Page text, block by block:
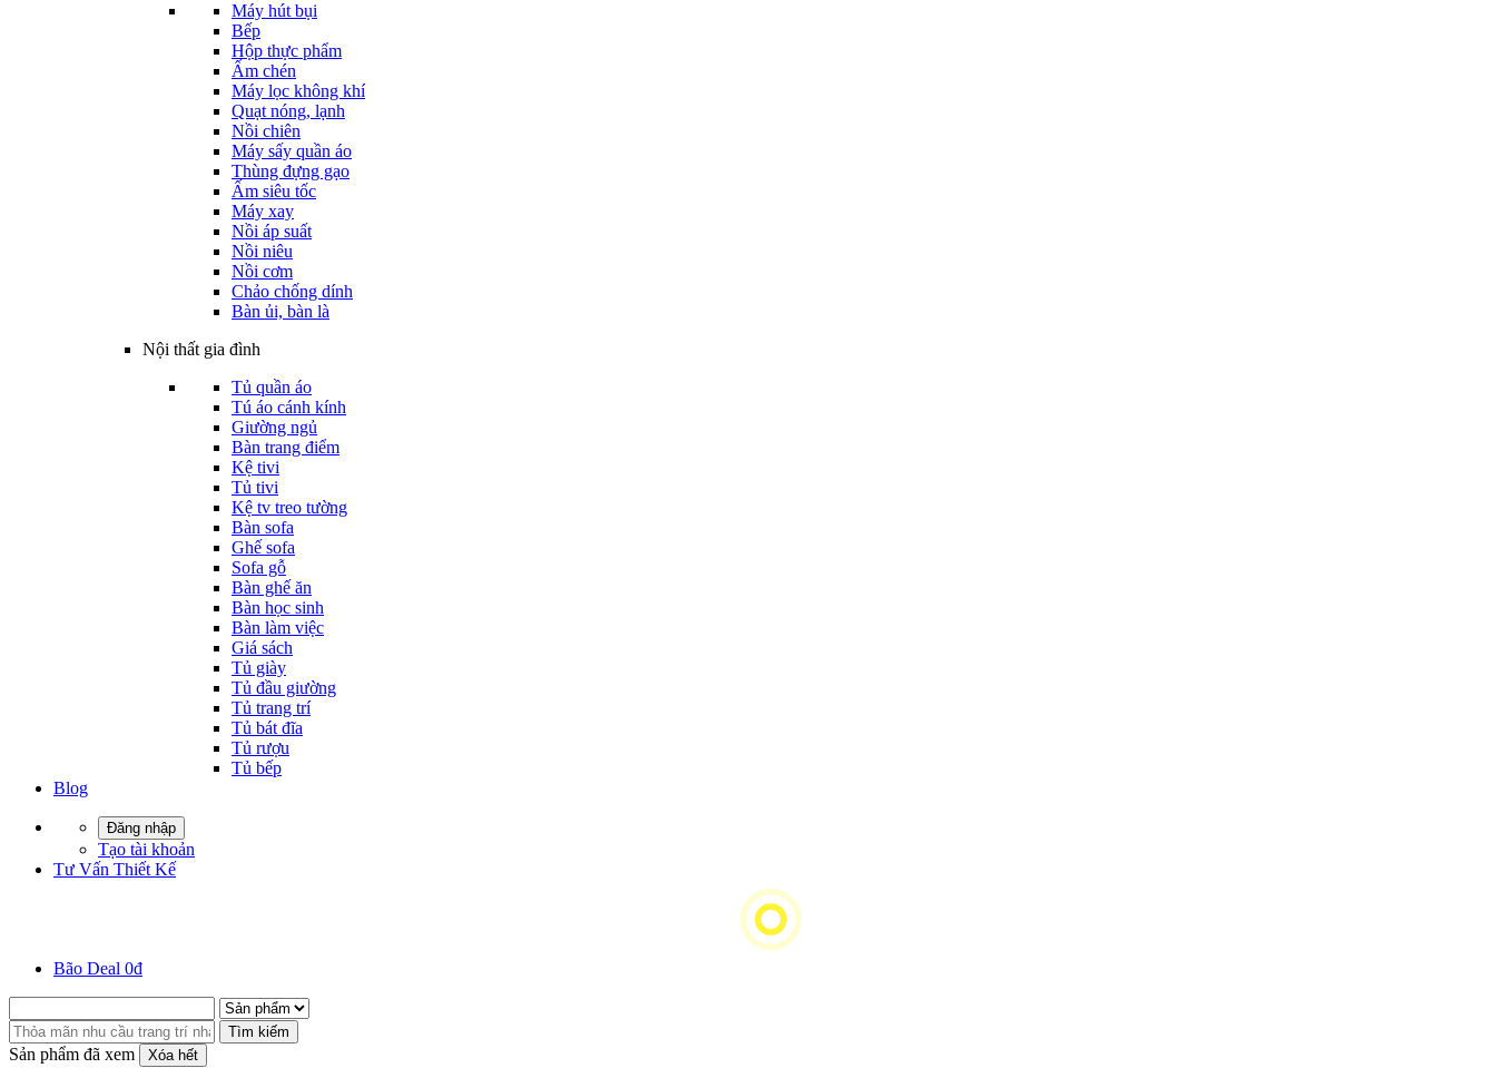
Máy hút bụi
Bếp
Hộp thực phẩm
Ấm chén
Máy lọc không khí
Quạt nóng, lạnh
Nồi chiên
Máy sấy quần áo
Thùng đựng gạo
Ấm siêu tốc
Máy xay
Nồi áp suất
Nồi niêu
Nồi cơm
Chảo chống dính
Bàn ủi, bàn là
Nội thất gia đình
Tủ quần áo
Tú áo cánh kính
Giường ngủ
Bàn trang điểm
Kệ tivi
Tủ tivi
Kệ tv treo tường
Bàn sofa
Ghế sofa
Sofa gỗ
Bàn ghế ăn
Bàn học sinh
Bàn làm việc
Giá sách
Tủ giày
Tủ đầu giường
Tủ trang trí
Tủ bát đĩa
Tủ rượu
Tủ bếp
Blog
Đăng nhập
Tạo tài khoản
Tư Vấn Thiết Kế
Bão Deal 0đ
Tìm kiếm
Sản phẩm đã xem Xóa hết